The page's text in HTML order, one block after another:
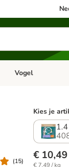
Kleine dieren
Open categorie
Vogel
(15)
Kies je
€ 10,49
€ 7,49 / kg